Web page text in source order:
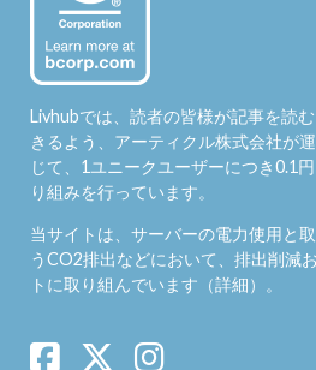
Livhubでは、読者の皆様が記事を読
きるよう、アーティクル株式会社が
じて、1ユニークユーザーにつき0.1
り組みを行っています。
当サイトは、サーバーの電力使用と
うCO2排出などにおいて、排出削減
トに取り組んでいます（詳細）。